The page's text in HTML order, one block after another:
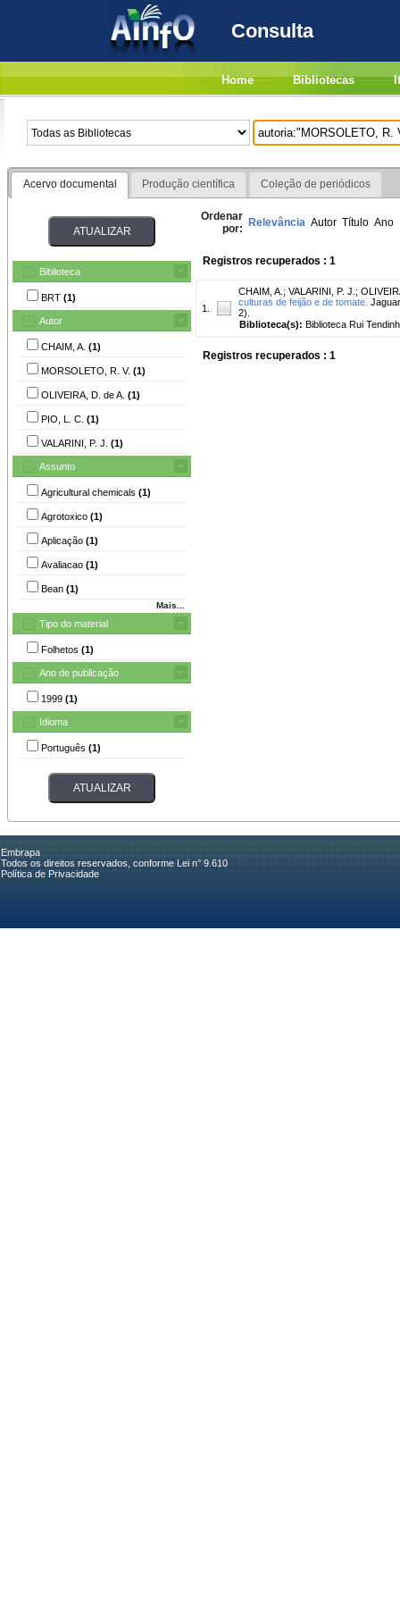
Consulta
Home Bibliotecas
Acervo documental Produção científica Coleção de periódicos
Biblioteca
BRT (1)
Autor
CHAIM, A. (1)
MORSOLETO, R. V. (1)
OLIVEIRA, D. de A. (1)
PIO, L. C. (1)
VALARINI, P. J. (1)
Assunto
Agricultural chemicals (1)
Agrotoxico (1)
Aplicação (1)
Avaliacao (1)
Bean (1)
Mais...
Tipo do material
Folhetos (1)
Ano de publicação
1999 (1)
Idioma
Português (1)
Ordenar
por: Relevância Autor Título Ano
Registros recuperados : 1
1.
CHAIM, A. ; VALARINI, P. J. ;
culturas de feijão e de tomate.
2).
Biblioteca(s): Biblioteca Rui
Registros recuperados : 1
Embrapa
Todos os direitos reservados, conforme Lei n° 9.610
Política de Privacidade